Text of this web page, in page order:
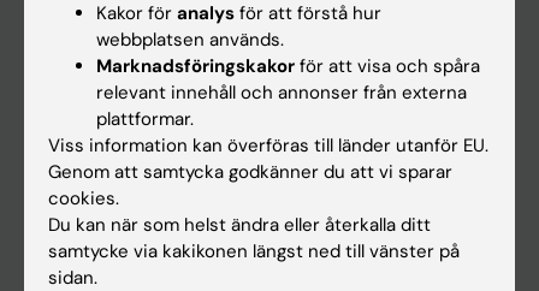
Huvudmeny
Utbildning
Forskarutbildning
Forskning
Om KI
På gång
Kakor för analys för att förstå hur
webbplatsen används.
Marknadsföringskakor för att visa och spåra
relevant innehåll och annonser från externa
plattformar.
Viss information kan överföras till länder utanför EU.
Genom att samtycka godkänner du att vi sparar
cookies.
Du kan när som helst ändra eller återkalla ditt
samtycke via kakikonen längst ned till vänster på
sidan.